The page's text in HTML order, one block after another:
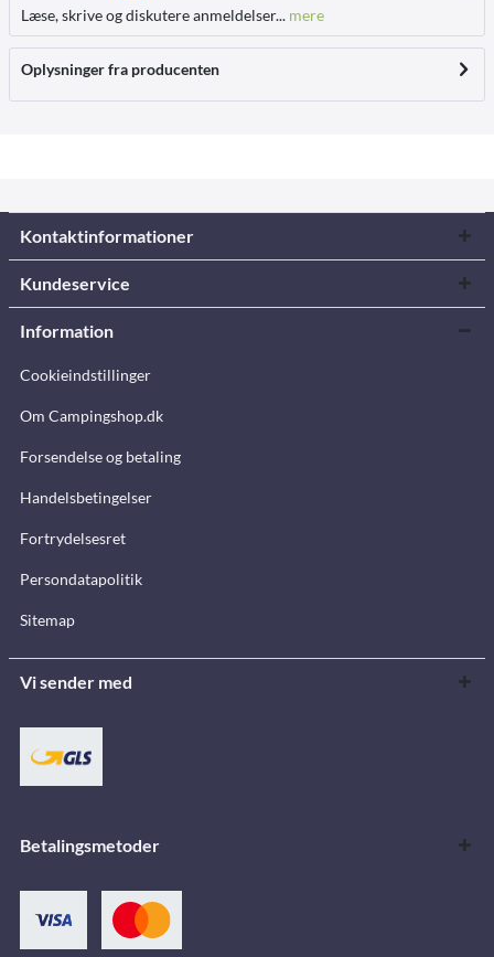
Læse, skrive og diskutere anmeldelser... mere
Oplysninger fra producenten
Kontaktinformationer
Kundeservice
Information
Cookieindstillinger
Om Campingshop.dk
Forsendelse og betaling
Handelsbetingelser
Fortrydelsesret
Persondatapolitik
Sitemap
Vi sender med
Betalingsmetoder